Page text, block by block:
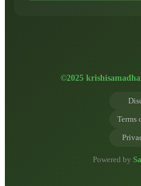
©2025
Terms
Powered by